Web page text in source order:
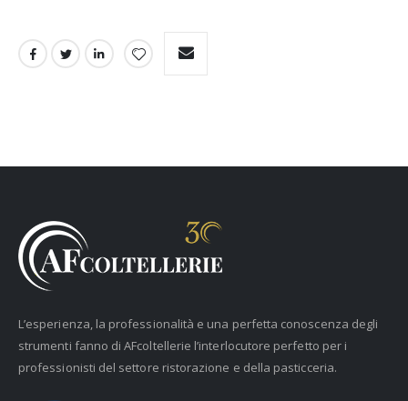
L’esperienza, la professionalità e una perfetta conoscenza degli
strumenti fanno di AFcoltellerie l’interlocutore perfetto per i
professionisti del settore ristorazione e della pasticceria.